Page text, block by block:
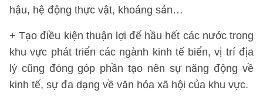
hậu, hệ động thực vật, khoáng sản…
+ Tạo điều kiện thuận lợi để hầu hết các nước trong
khu vực phát triển các ngành kinh tế biển, vị trí địa
lý cũng đóng góp phần tạo nên sự năng động về
kinh tế, sự đa dạng về văn hóa xã hội của khu vực.